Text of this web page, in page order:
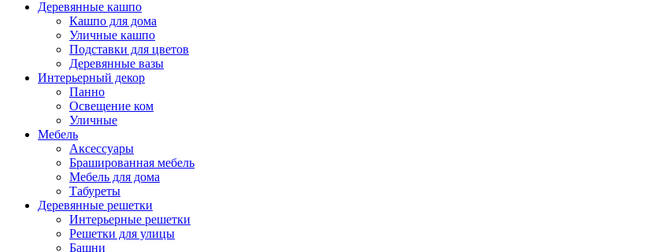
Деревянные кашпо
Кашпо для дома
Уличные кашпо
Подставки для цветов
Деревянные вазы
Интерьерный декор
Панно
Освещение ком
Уличные
Мебель
Аксессуары
Брашированная мебель
Мебель для дома
Табуреты
Деревянные решетки
Интерьерные решетки
Решетки для улицы
Башни